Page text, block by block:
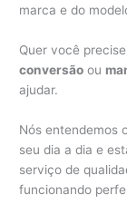
marca e do
Quer você
conversão ou
ajudar.
Nós entendemos
seu dia a dia e
serviço de
funcionando